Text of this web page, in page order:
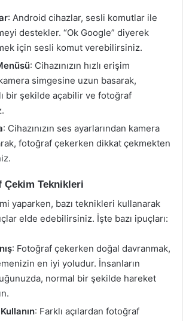
: Android cihazlar, sesli komutlar ile
destekler. “Ok Google” diyerek
için sesli komut verebilirsiniz.
: Cihazınızın hızlı erişim
simgesine uzun basarak,
bir şekilde açabilir ve fotoğraf
: Cihazınızın ses ayarlarından kamera
fotoğraf çekerken dikkat çekmekten
Teknikleri
yaparken, bazı teknikleri kullanarak
elde edebilirsiniz. İşte bazı ipuçları:
: Fotoğraf çekerken doğal davranmak,
en iyi yoludur. İnsanların
normal bir şekilde hareket
: Farklı açılardan fotoğraf